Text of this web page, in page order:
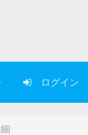
ログイン